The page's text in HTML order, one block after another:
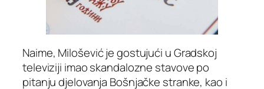
Naime, Milošević je gostujući u Gradskoj
televiziji imao skandalozne stavove po
pitanju djelovanja Bošnjačke stranke, kao i